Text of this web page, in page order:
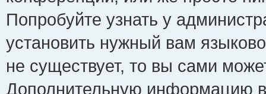
Попробуйте узнать у
установить нужный вам
не существует, то вы сами
Дополнительную информацию